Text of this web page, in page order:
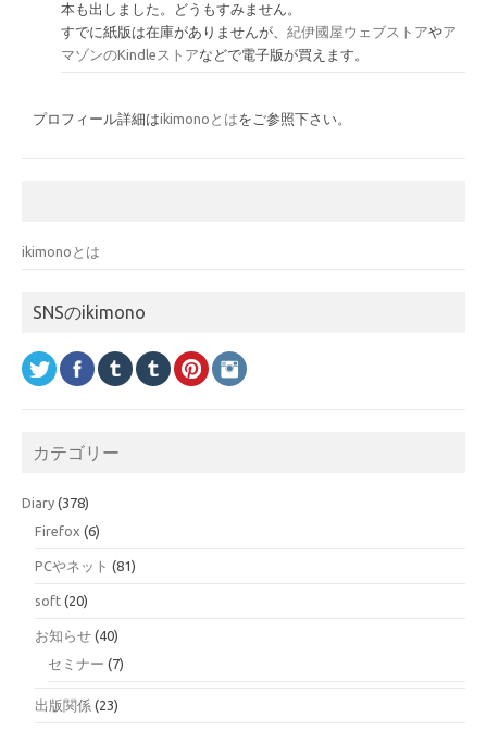
本も出しました。どうもすみません。
すでに紙版は在庫がありませんが、 紀伊國屋ウェブストアやア
マゾンのKindleストアなどで電子版が買えます。
プロフィール詳細はikimonoとはをご参照下さい。
ikimonoとは
SNSのikimono
カテゴリー
Diary (378)
Firefox (6)
PCやネット (81)
soft (20)
お知らせ (40)
セミナー (7)
出版関係 (23)